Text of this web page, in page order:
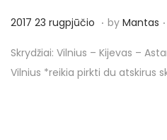
P
s
t
2017 23 rugpjūčio 2
1
7
. by Mantas .
Skrydžiai: Vilnius – Kijevas –
Vilnius *reikia pirkti du atskirus